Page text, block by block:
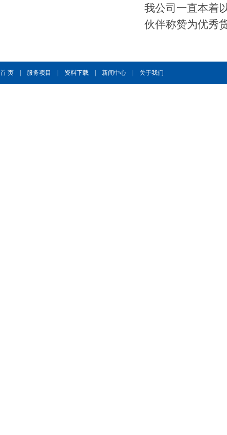
我公司一直本着
伙伴称赞为优秀
首 页 服务项目 资料下载 新闻中心 关于我们